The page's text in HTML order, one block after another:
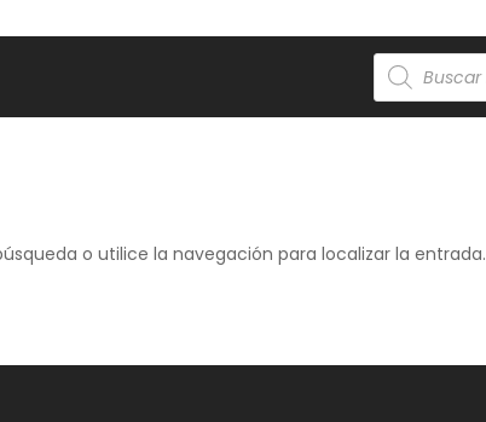
Búsqueda
de
productos
o utilice la navegación para localizar la entrada.